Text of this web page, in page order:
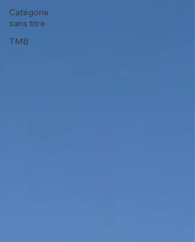
Catégorie
sans titre
TMB